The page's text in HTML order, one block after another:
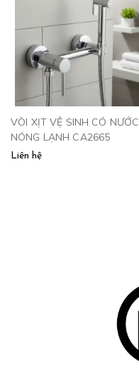
VÒI XỊT VỆ SINH CÓ NƯỚC
NÓNG LẠNH CA2665
Liên hệ